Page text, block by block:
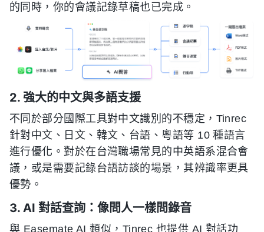
的同時，你的會議記錄草稿也已完成。
2. 強大的中文與多語支援
不同於部分國際工具對中文識別的不穩定，Tinrec
針對中文、日文、韓文、台語、粵語等 10 種語言
進行優化。對於在台灣職場常見的中英語系混合會
議，或是需要記錄台語訪談的場景，其辨識率更具
優勢。
3. AI 對話查詢：像問人一樣問錄音
與 Easemate AI 類似，Tinrec 也提供 AI 對話功